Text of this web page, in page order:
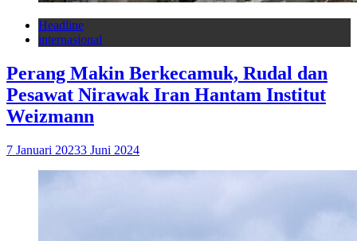
Headline
internasional
Perang Makin Berkecamuk, Rudal dan
Pesawat Nirawak Iran Hantam Institut
Weizmann
7 Januari 20233 Juni 2024